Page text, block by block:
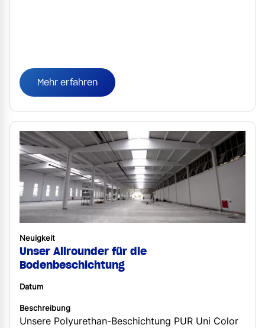
Mehr erfahren
Neuigkeit
Unser Allrounder für die
Bodenbeschichtung
Datum
Beschreibung
Unsere Polyurethan-Beschichtung PUR Uni Color